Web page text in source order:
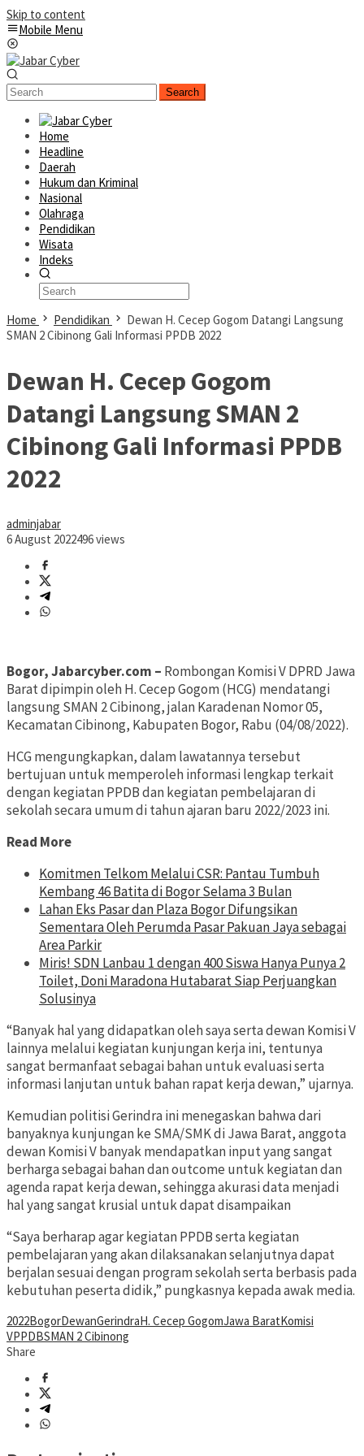
Skip to content
Mobile Menu
Search
Home
Headline
Daerah
Hukum dan Kriminal
Nasional
Olahraga
Pendidikan
Wisata
Indeks
Home Pendidikan
Dewan H. Cecep Gogom Datangi Langsung
SMAN 2 Cibinong Gali Informasi PPDB 2022
Dewan H. Cecep Gogom
Datangi Langsung SMAN 2
Cibinong Gali Informasi PPDB
2022
adminjabar
6 August 2022496 views
Bogor, Jabarcyber.com – Rombongan Komisi V DPRD Jawa
Barat dipimpin oleh H. Cecep Gogom (HCG) mendatangi
langsung SMAN 2 Cibinong, jalan Karadenan Nomor 05,
Kecamatan Cibinong, Kabupaten Bogor, Rabu (04/08/2022).
HCG mengungkapkan, dalam lawatannya tersebut
bertujuan untuk memperoleh informasi lengkap terkait
dengan kegiatan PPDB dan kegiatan pembelajaran di
sekolah secara umum di tahun ajaran baru 2022/2023 ini.
Read More
Komitmen Telkom Melalui CSR: Pantau Tumbuh
Kembang 46 Batita di Bogor Selama 3 Bulan
Lahan Eks Pasar dan Plaza Bogor Difungsikan
Sementara Oleh Perumda Pasar Pakuan Jaya sebagai
Area Parkir
Miris! SDN Lanbau 1 dengan 400 Siswa Hanya Punya 2
Toilet, Doni Maradona Hutabarat Siap Perjuangkan
Solusinya
“Banyak hal yang didapatkan oleh saya serta dewan Komisi V
lainnya melalui kegiatan kunjungan kerja ini, tentunya
sangat bermanfaat sebagai bahan untuk evaluasi serta
informasi lanjutan untuk bahan rapat kerja dewan,” ujarnya.
Kemudian politisi Gerindra ini menegaskan bahwa dari
banyaknya kunjungan ke SMA/SMK di Jawa Barat, anggota
dewan Komisi V banyak mendapatkan input yang sangat
berharga sebagai bahan dan outcome untuk kegiatan dan
agenda rapat kerja dewan, sehingga akurasi data menjadi
hal yang sangat krusial untuk dapat disampaikan
“Saya berharap agar kegiatan PPDB serta kegiatan
pembelajaran yang akan dilaksanakan selanjutnya dapat
berjalan sesuai dengan program sekolah serta berbasis pada
kebutuhan peserta didik,” pungkasnya kepada awak media.
2022BogorDewanGerindraH. Cecep GogomJawa BaratKomisi
VPPDBSMAN 2 Cibinong
Share